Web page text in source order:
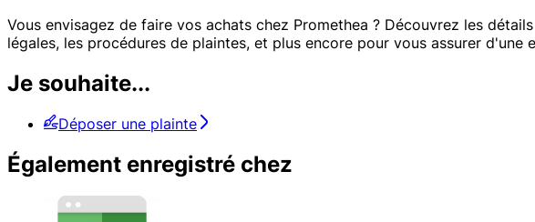
Vous envisagez de faire vos achats chez Promethea ? Découvrez les
légales, les procédures de plaintes, et plus encore pour vous assurer d'une
Je souhaite...
Déposer une plainte
Également enregistré chez